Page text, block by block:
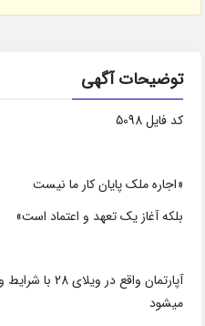
توضیحات آگهی
کد فایل 5098
«اجاره ملک پایان کار ما نیست
بلکه آغاز یک تعهد و اعتماد است»
آپارتمان
میشود